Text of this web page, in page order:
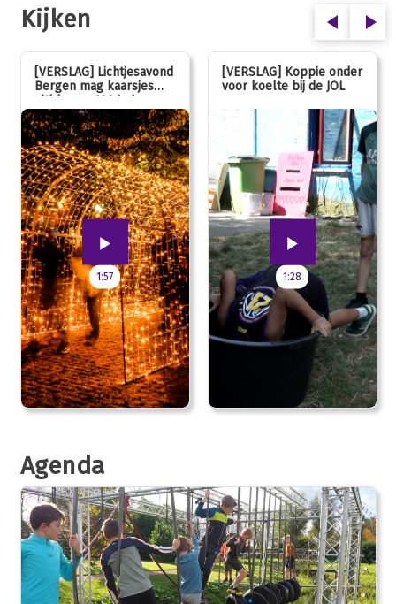
Kijken
[VERSLAG] Lichtjesavond
Bergen mag kaarsjes
uitblazen: 100 jarig
jubileum!
1:57
[VERSLAG] Koppie onder
voor koelte bij de JOL
1:28
Agenda